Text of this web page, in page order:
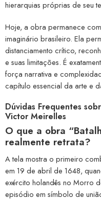
hierarquias próprias de seu
Hoje, a obra permanece
imaginário brasileiro. Ela
distanciamento crítico,
e suas limitações. É
força narrativa e
capítulo essencial da arte e
Dúvidas Frequentes
Victor Meirelles
O que a obra
realmente retrata?
A tela mostra o primeiro
em 19 de abril de 1648,
exército holandês no Morro
episódio em símbolo de